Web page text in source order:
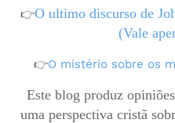
👉O ultimo discurso de
(Vale
👉O mistério sobre os
Este blog produz
uma perspectiva cristã